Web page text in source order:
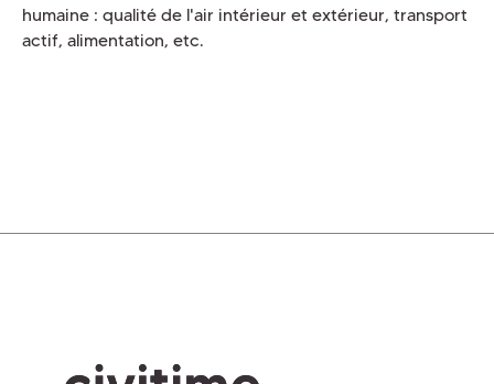
humaine : qualité de l'air intérieur et extérieur, transport
actif, alimentation, etc.